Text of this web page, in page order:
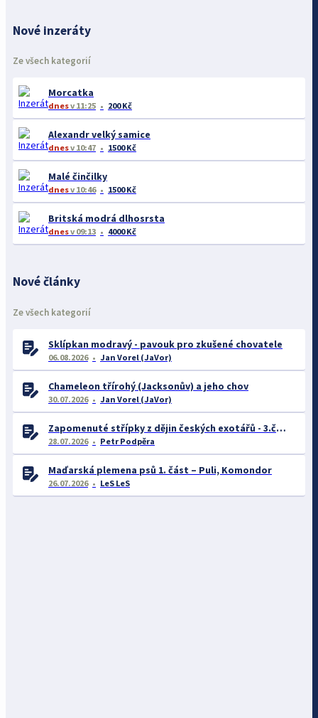
Nové inzeráty
Ze všech kategorií
Morcatka
dnesv 11:25 200 Kč
Alexandr velký samice
dnesv 10:47 1500 Kč
Malé činčilky
dnesv 10:46 1500 Kč
Britská modrá dlhosrsta
dnesv 09:13 4000 Kč
Nové články
Ze všech kategorií
Sklípkan modravý - pavouk pro zkušené chovatele
06.08.2026 Jan Vorel (JaVor)
Chameleon třírohý (Jacksonův) a jeho chov
30.07.2026 Jan Vorel (JaVor)
Zapomenuté střípky z dějin českých exotářů - 3.část
28.07.2026 Petr Podpěra
Maďarská plemena psů 1. část – Puli, Komondor
26.07.2026 LeS LeS